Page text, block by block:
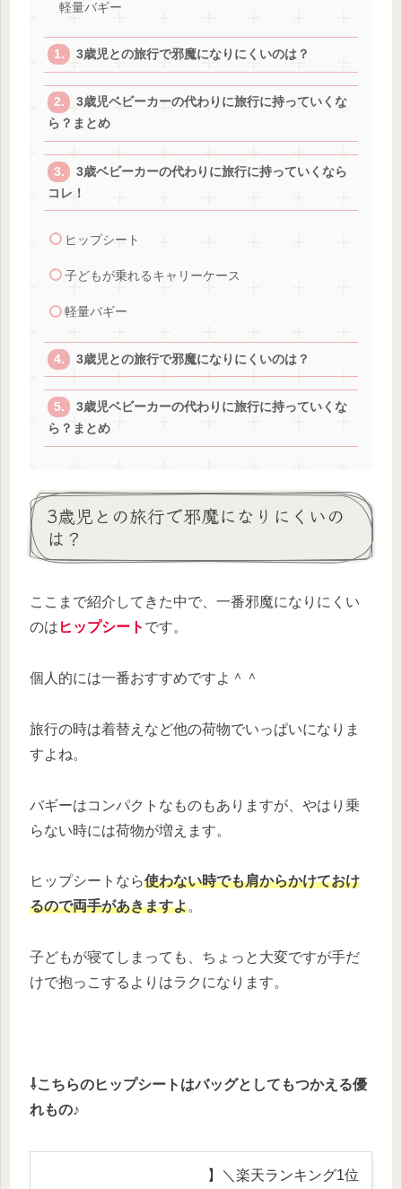
軽量バギー
3歳児との旅行で邪魔になりにくいのは？
3歳児ベビーカーの代わりに旅行に持っていくな
ら？まとめ
3歳ベビーカーの代わりに旅行に持っていくなら
コレ！
ヒップシート
子どもが乗れるキャリーケース
軽量バギー
3歳児との旅行で邪魔になりにくいのは？
3歳児ベビーカーの代わりに旅行に持っていくな
ら？まとめ
3歳児との旅行で邪魔になりにくいの
は？
ここまで紹介してきた中で、一番邪魔になりにくい
のは ヒップシート です。
個人的には一番おすすめですよ＾＾
旅行の時は着替えなど他の荷物でいっぱいになりま
すよね。
バギーはコンパクトなものもありますが、やはり乗
らない時には荷物が増えます。
ヒップシートなら使わない時でも肩からかけておけ
るので両手があきますよ。
子どもが寝てしまっても、ちょっと大変ですが手だ
けで抱っこするよりはラクになります。
⇩こちらのヒップシートはバッグとしてもつかえる優
れもの♪
】＼楽天ランキング1位